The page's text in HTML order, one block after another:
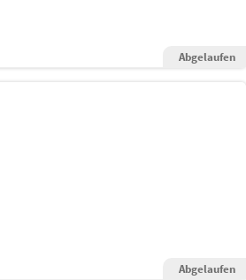
Abgelaufen
Abgelaufen